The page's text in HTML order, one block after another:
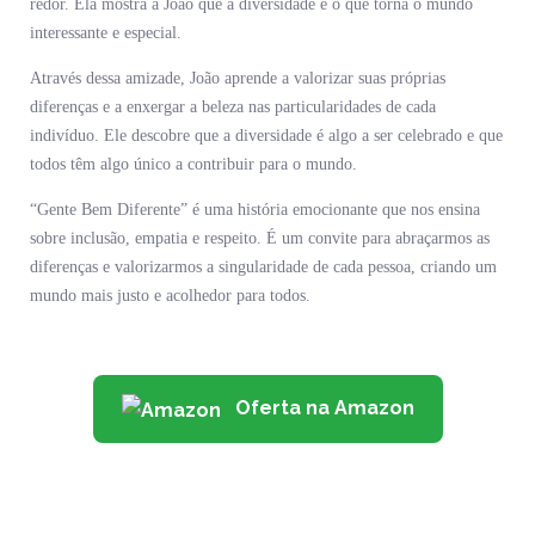
redor. Ela mostra a João que a diversidade é o que torna o mundo
interessante e especial.
Através dessa amizade, João aprende a valorizar suas próprias
diferenças e a enxergar a beleza nas particularidades de cada
indivíduo. Ele descobre que a diversidade é algo a ser celebrado e que
todos têm algo único a contribuir para o mundo.
“Gente Bem Diferente” é uma história emocionante que nos ensina
sobre inclusão, empatia e respeito. É um convite para abraçarmos as
diferenças e valorizarmos a singularidade de cada pessoa, criando um
mundo mais justo e acolhedor para todos.
Oferta na Amazon